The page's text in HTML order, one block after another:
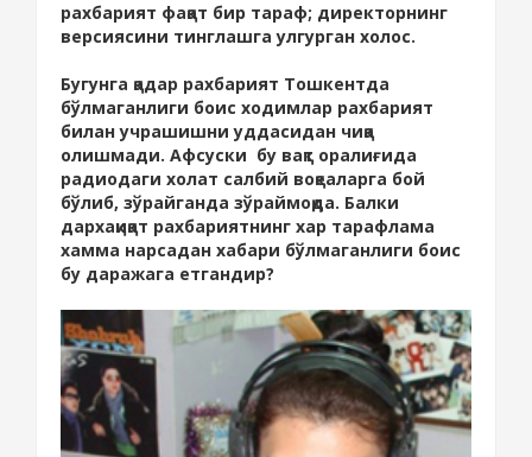
рахбарият фақат бир тараф; директорнинг
версиясини тинглашга улгурган холос.
Бугунга қадар рахбарият Тошкентда
бўлмаганлиги боис ходимлар рахбарият
билан учрашишни уддасидан чиқа
олишмади. Афсуски бу вақт оралиғида
радиодаги холат салбий воқеаларга бой
бўлиб, зўрайганда зўраймоқда. Балки
дархақиқат рахбариятнинг хар тарафлама
хамма нарсадан хабари бўлмаганлиги боис
бу даражага етгандир?